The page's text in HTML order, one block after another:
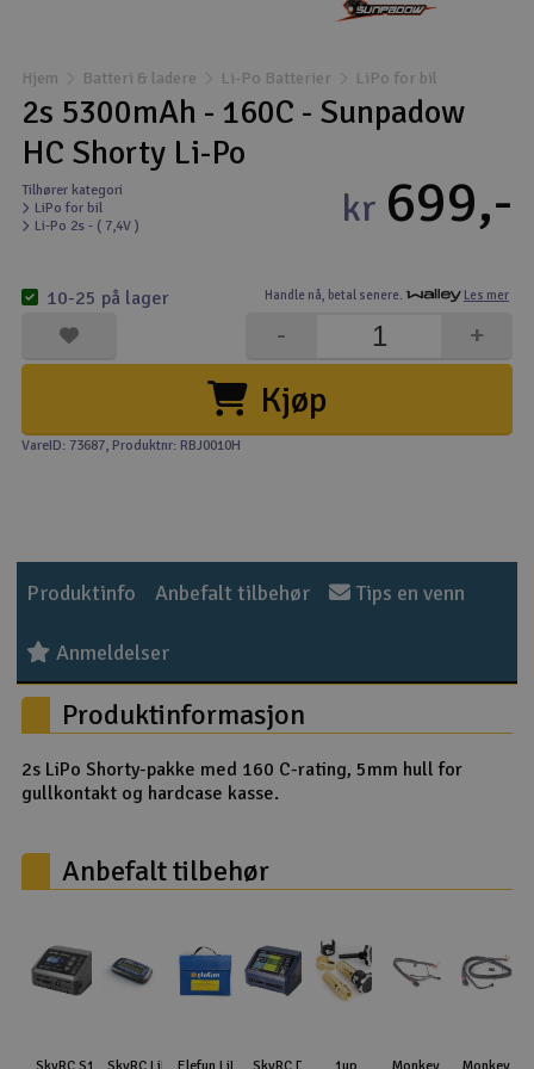
Droner
Droner for FPV
Fly
Helikopter
Kamerautstyr
Modellbygging, LEGO & byggesett
Modelljernbane
Outlet
Radioutstyr
Raketter
Smarthjem, lek & hobby
Sparkesykler & elkjøretøy
Verktøy, utstyr & tilbehør
Gavekort
Hjem Batteri & ladere Li-Po Batterier LiPo for bil
2s 5300mAh - 160C - Sunpadow
HC Shorty Li-Po
Tilhører kategori
LiPo for bil
Li-Po 2s - ( 7,4V )
Handle nå, betal senere. Les mer
kr 699,-
Kjøp
+
-
10-25 på lager
VareID: 73687, Produktnr: RBJ0010H
Produktinfo Anbefalt tilbehør Tips en venn
Anmeldelser
Produktinformasjon
2s LiPo Shorty-pakke med 160 C-rating, 5mm hull for
gullkontakt og hardcase kasse.
Anbefalt tilbehør